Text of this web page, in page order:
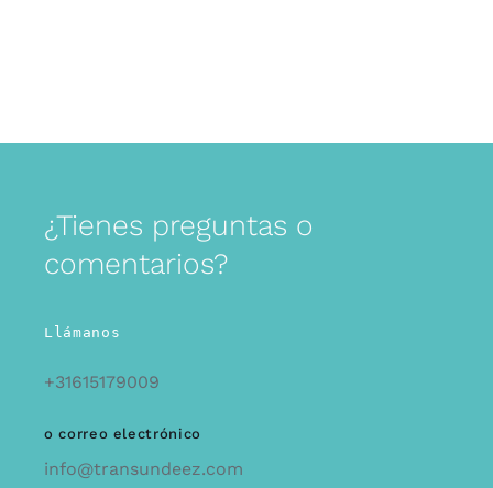
¿Tienes preguntas o
comentarios?
Llámanos
+31615179009
o correo electrónico
info@transundeez.com